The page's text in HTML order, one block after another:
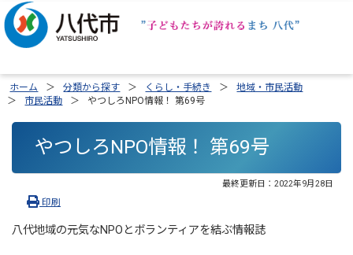
ホーム 分類から探す くらし・手続き
地域・市民活動
市民活動
やつしろNPO情報！ 第69号
やつしろNPO情報！ 第69号
最終更新日： 2022年9月28日
印刷
八代地域の元気なNPOとボランティアを結ぶ情報誌